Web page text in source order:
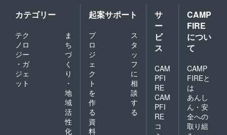
カテゴリー
テク
ノロ
ジー
・ガ
ジェ
ット
ま
ち
づ
く
り
・
地
域
活
性
化
起案サポート
プ
ロ
ジ
ェ
ク
ト
を
作
る
ス
タ
ッ
フ
に
相
談
す
る
資
料
サ
ー
ビ
ス
CAM
PFI
RE
CAM
PFI
RE
コ
CAMP
FIRE
につい
て
CAMP
FIREと
は
あんし
ん・安
全への
取り組